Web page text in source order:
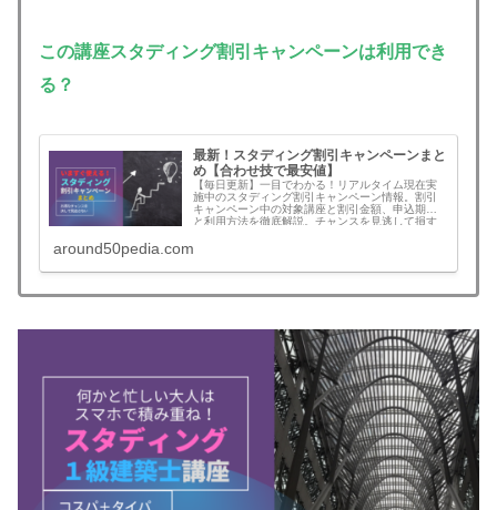
この講座スタディング割引キャンペーンは利用でき
る？
最新！スタディング割引キャンペーンまと
め【合わせ技で最安値】
【毎日更新】一目でわかる！リアルタイム現在実
施中のスタディング割引キャンペーン情報。割引
キャンペーン中の対象講座と割引金額、申込期限
と利用方法を徹底解説。チャンスを見逃して損す
認会計士、社労士、中小企業診断士、行政書士、
者など！割引キャンペーンの年間回数と割引額目
around50pedia.com